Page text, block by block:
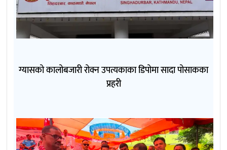
ग्यासको कालोबजारी रोक्न उपत्यकाका डिपोमा सादा पोसाकका
प्रहरी